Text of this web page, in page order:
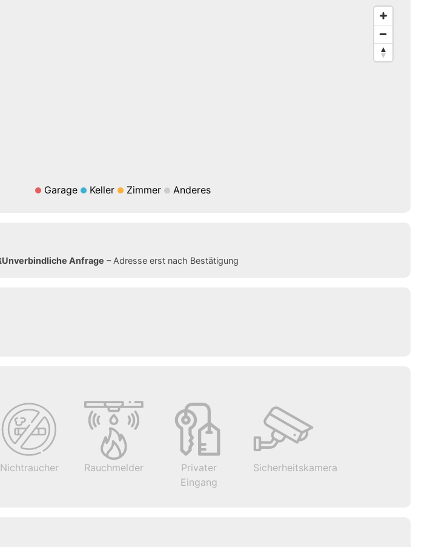
Garage Keller Zimmer Anderes
Unverbindliche Anfrage – Adresse erst nach Bestätigung
Nichtraucher Rauchmelder
Privater
Eingang
Sicherheitskamera